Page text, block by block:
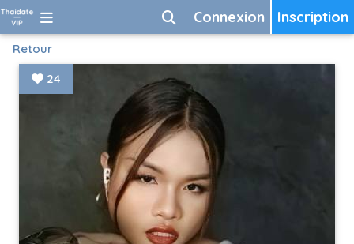
Inscription
Connexion
Retour
24